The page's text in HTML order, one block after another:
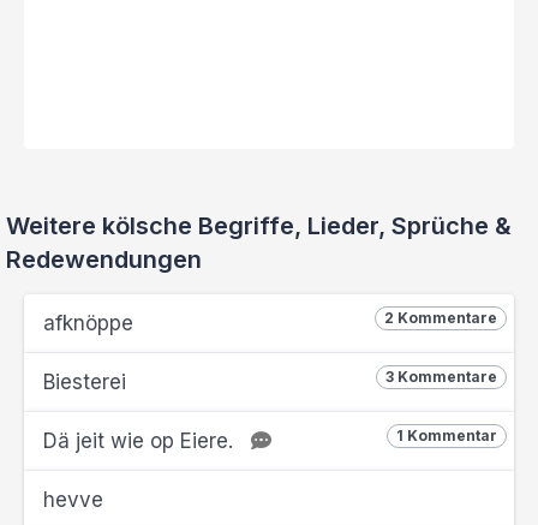
Weitere kölsche Begriffe, Lieder, Sprüche &
Redewendungen
2 Kommentare
afknöppe
3 Kommentare
Biesterei
1 Kommentar
Dä jeit wie op Eiere.
hevve